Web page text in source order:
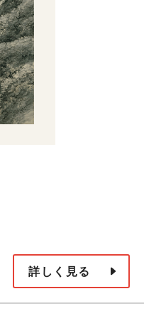
詳しく見る